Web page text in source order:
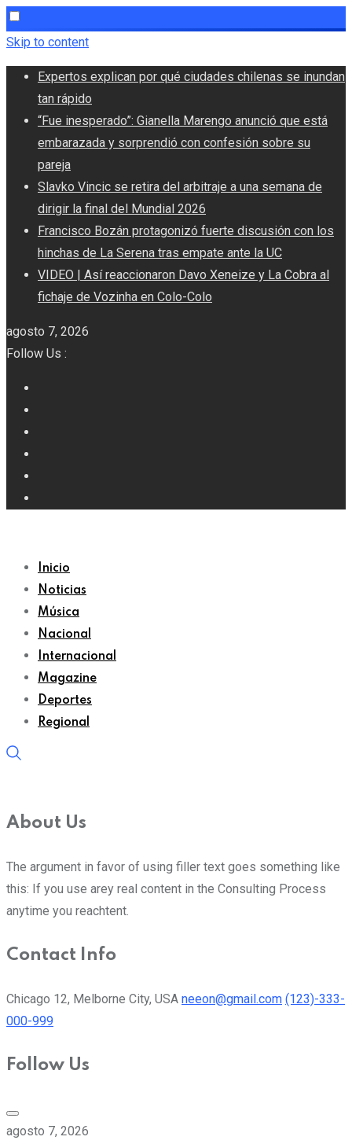
Skip to content
Expertos explican por qué ciudades chilenas se inundan
tan rápido
“Fue inesperado”: Gianella Marengo anunció que está
embarazada y sorprendió con confesión sobre su
pareja
Slavko Vincic se retira del arbitraje a una semana de
dirigir la final del Mundial 2026
Francisco Bozán protagonizó fuerte discusión con los
hinchas de La Serena tras empate ante la UC
VIDEO | Así reaccionaron Davo Xeneize y La Cobra al
fichaje de Vozinha en Colo-Colo
agosto 7, 2026
Follow Us :
Inicio
Noticias
Música
Nacional
Internacional
Magazine
Deportes
Regional
About Us
The argument in favor of using filler text goes something like
this: If you use arey real content in the Consulting Process
anytime you reachtent.
Contact Info
Chicago 12, Melborne City, USA neeon@gmail.com (123)-333-
000-999
Follow Us
agosto 7, 2026